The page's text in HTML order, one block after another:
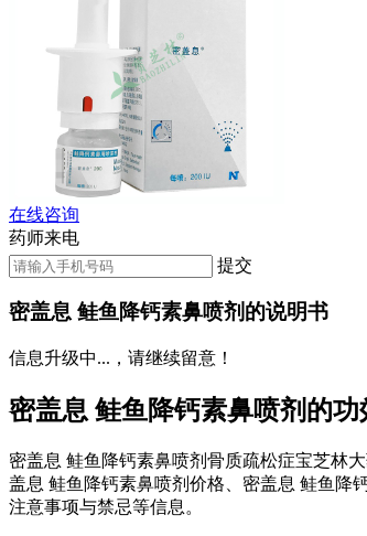
在线咨询
药师来电
提交
密盖息 鲑鱼降钙素鼻喷剂的说明书
信息升级中...，请继续留意！
密盖息 鲑鱼降钙素鼻喷剂的功
密盖息 鲑鱼降钙素鼻喷剂骨质疏松症宝芝林
盖息 鲑鱼降钙素鼻喷剂价格、密盖息 鲑鱼降
注意事项与禁忌等信息。